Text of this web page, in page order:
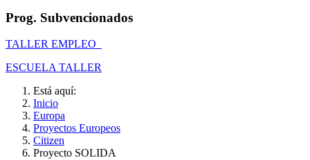
Prog. Subvencionados
TALLER EMPLEO
ESCUELA TALLER
Está aquí:
Inicio
Europa
Proyectos Europeos
Citizen
Proyecto SOLIDA